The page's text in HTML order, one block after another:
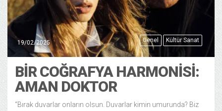
Genel Kültür Sanat
19/02/2025
BIR COĞRAFYA HARMONISI:
AMAN DOKTOR
“Bırak duvarlar onların olsun. Duvarlar kimin umurunda? Biz